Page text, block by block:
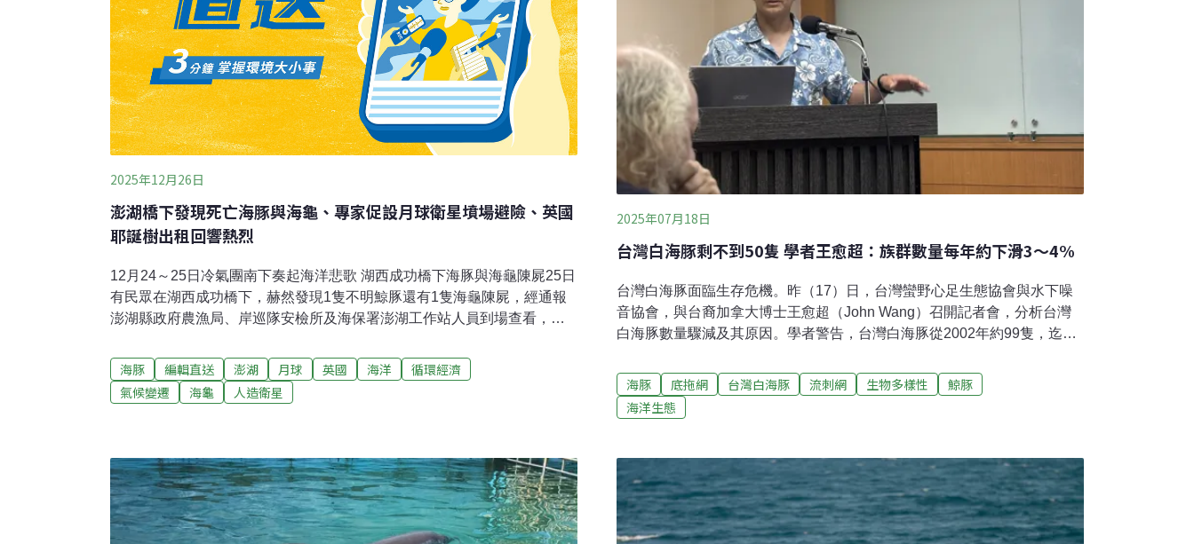
2025年12月26日
澎湖橋下發現死亡海豚與海龜、專家促設月球衛星墳場避險、英國
耶誕樹出租回響熱烈
12月24～25日冷氣團南下奏起海洋悲歌 湖西成功橋下海豚與海龜陳屍25日
有民眾在湖西成功橋下，赫然發現1隻不明鯨豚還有1隻海龜陳屍，經通報
澎湖縣政府農漁局、岸巡隊安檢所及海保署澎湖工作站人員到場查看，證
日也有民眾在小琉球發現一隻死亡海龜，經海保救援網判斷，該個體為玳
瑁死亡擱淺，因屍體腐敗無學術價值，由海巡人員現地掩埋。海保署提
醒，切勿撿拾屍體，保護自身及避免觸法。（自由時報、中央社報導）環
海豚 編輯直送 澎湖 月球 英國 海洋
循環經濟
氣候變遷
海龜 人造衛星
2025年07月18日
台灣白海豚剩不到50隻 學者王愈超：族群數量每年約下滑3～4%
台灣白海豚面臨生存危機。昨（17）日，台灣蠻野心足生態協會與水下噪
音協會，與台裔加拿大博士王愈超（John Wang）召開記者會，分析台灣
白海豚數量驟減及其原因。學者警告，台灣白海豚從2002年約99隻，迄今
比20年前少一半王愈超指出，台灣白海豚數量估算從2002年約99隻，下降
到2010年約74隻，2017年更少。今夏最新研究，目前僅剩約45至50隻，
「這代表牠們20年內數量減少一半，狀況非常嚴重。」王愈超進一步指
只有18隻雌海豚具繁殖能力，每隻雌性通常約5年成功育成一胎，小海豚早
夭才可縮短繁殖間隔，「整體來看，台灣白海豚每年大概只能有兩到三頭
小海豚，數量真的有限。」王愈超認為，許多漁民誤以為台灣白海豚像兔
子般容易繁殖，但他們的繁殖速度更接近虎鯨，屬於生
海豚 底拖網 台灣白海豚 流刺網 生物多樣性
鯨豚
海洋生態